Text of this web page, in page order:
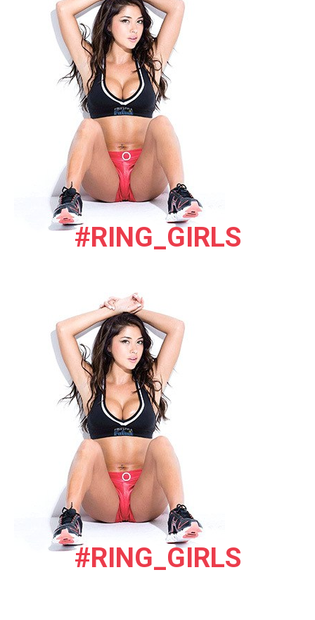
#RING_GIRLS
#RING_GIRLS